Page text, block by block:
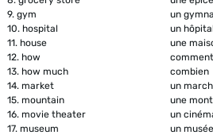
9. gym
un
10. hospital
un hôpital
11. house
une
12. how
comment
13. how much
combien
14. market
un
15. mountain
une
16. movie theater
un
17. museum
un musée